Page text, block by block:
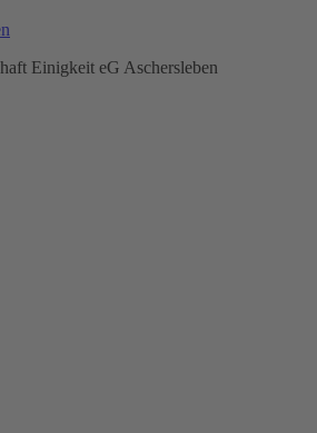
Einigkeit eG Aschersleben